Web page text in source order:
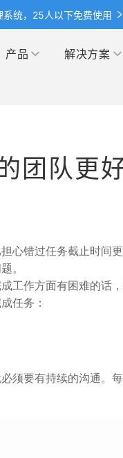
统，25人以下免费使用
产品
国内率先覆盖
研发管理工具 解决方案
研发管理工具
发现最新的
解洞察
生态联盟计
研发管理工具
团队更
心错过任务截止时间
。
工作方面有困难的话
任务：
须要有持续的沟通。